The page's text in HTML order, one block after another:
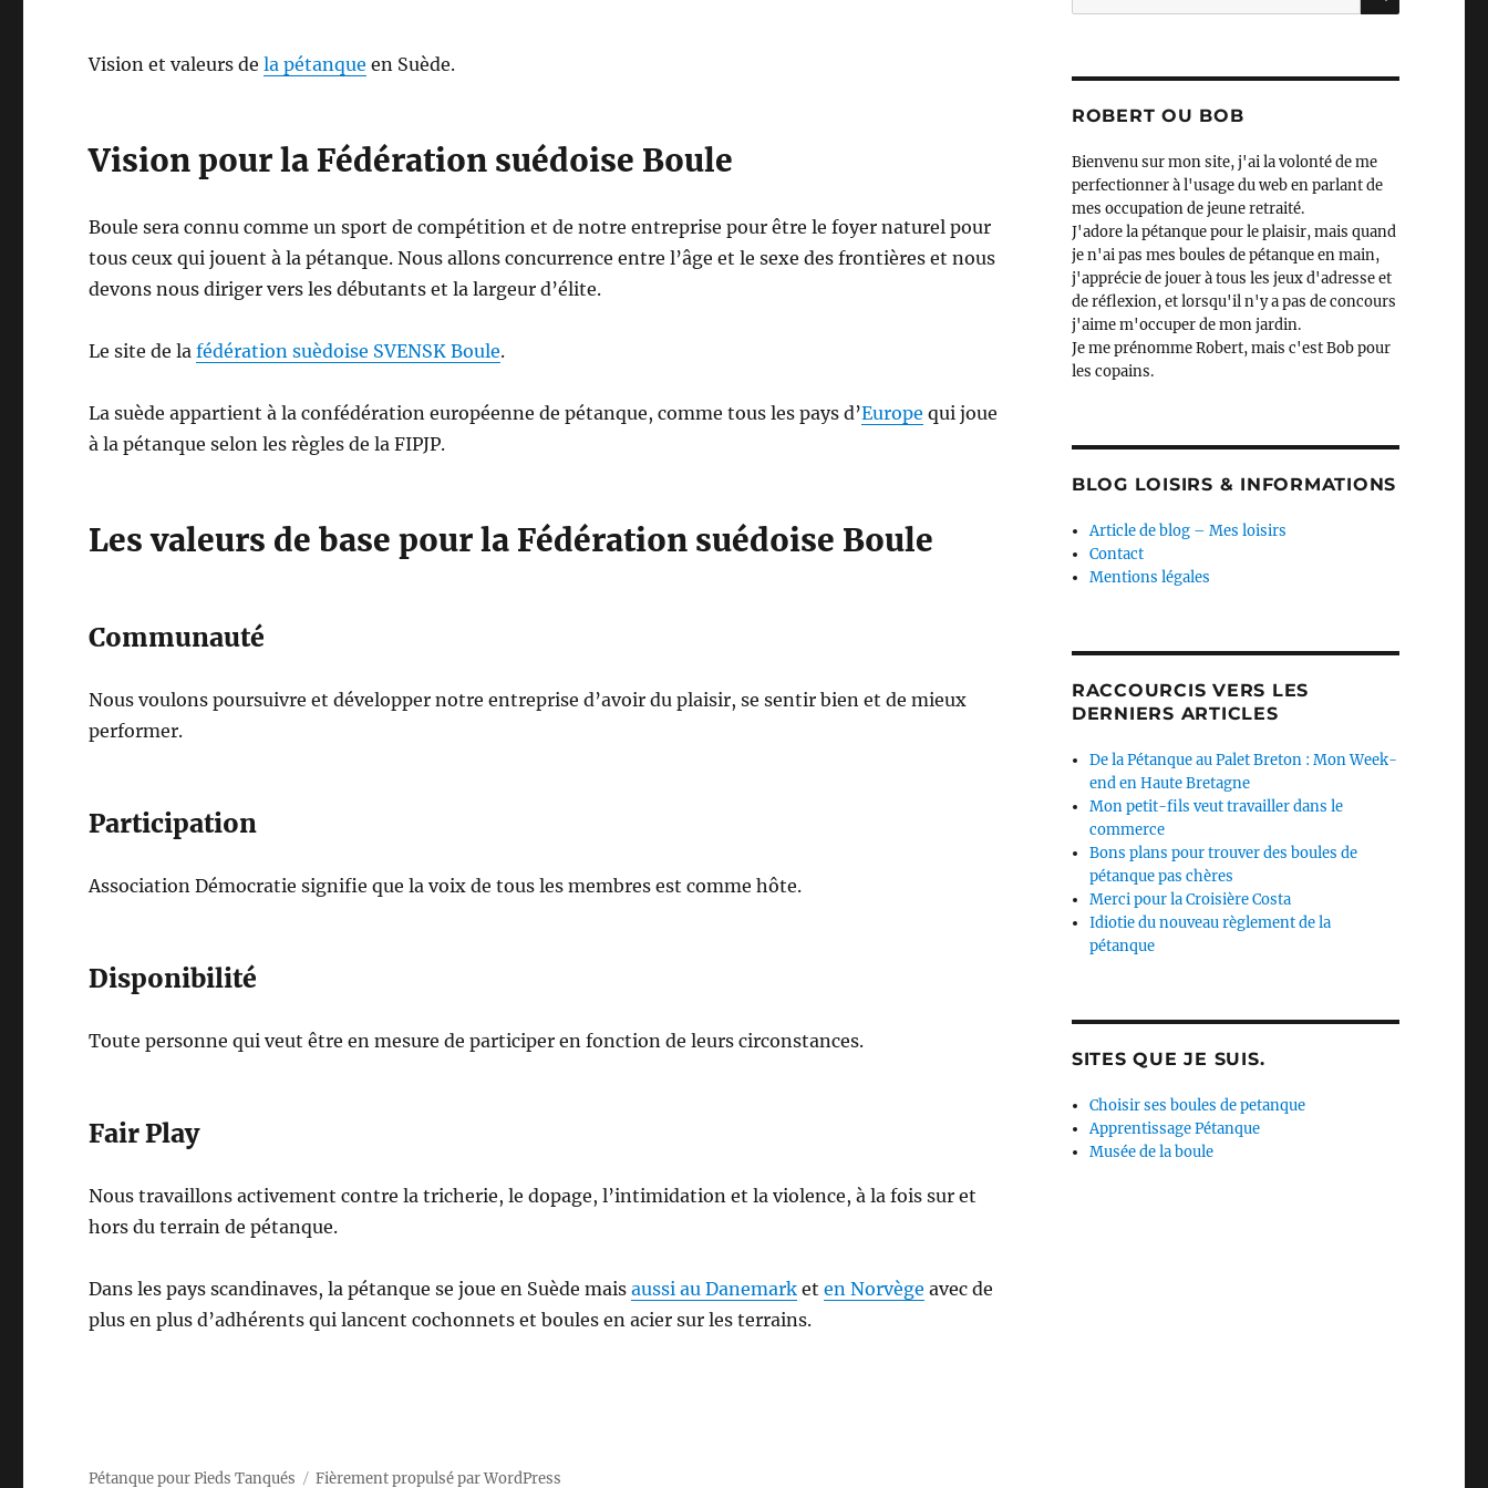
Vision et valeurs dela pétanque en Suède.
Visionpour laFédération suédoise Boule
Boule sera connu comme un sport de compétition et de notre entreprise pour être le foyer naturel pour
tous ceux qui jouent à la pétanque. Nous allons concurrence entre l’âge et le sexe des frontières et nous
devons nous diriger vers les débutants et la largeur d’élite.
Le site de lafédération suèdoise SVENSK Boule.
La suède appartient à la confédération européenne de pétanque, comme tous les pays d’Europe qui joue
à la pétanque selon les règles de la FIPJP.
Les valeurs de base pour la Fédération suédoise Boule
Communauté
Nous voulons poursuivre et développer notre entreprise d’avoir du plaisir, se sentir bien et de mieux
performer.
Participation
Association Démocratie signifie que la voix de tous les membres est comme hôte.
Disponibilité
Toute personne qui veut être en mesure de participer en fonction de leurs circonstances.
Fair Play
Nous travaillons activement contre la tricherie, le dopage, l’intimidation et la violence, à la fois sur et
hors du terrain de pétanque.
Dans les pays scandinaves, la pétanque se joue en Suède maisaussi au Danemark eten Norvège avec de
plus en plus d’adhérents qui lancent cochonnets et boules en acier sur les terrains.
pour :
ROBERT OU BOB
Bienvenu sur mon site, j'ai la volonté de me
perfectionner à l'usage du web en parlant de
mes occupation de jeune retraité.
J'adore la pétanque pour le plaisir, mais quand
je n'ai pas mes boules de pétanque en main,
j'apprécie de jouer à tous les jeux d'adresse et
de réflexion, et lorsqu'il n'y a pas de concours
j'aime m'occuper de mon jardin.
Je me prénomme Robert, mais c'est Bob pour
les copains.
BLOG LOISIRS & INFORMATIONS
Article de blog – Mes loisirs
Contact
Mentions légales
RACCOURCIS VERS LES
DERNIERS ARTICLES
De la Pétanque au Palet Breton : Mon Week-
end en Haute Bretagne
Mon petit-fils veut travailler dans le
commerce
Bons plans pour trouver des boules de
pétanque pas chères
Merci pour la Croisière Costa
Idiotie du nouveau règlement de la
pétanque
SITES QUE JE SUIS.
Choisir ses boules de petanque
Apprentissage Pétanque
Musée de la boule
Pétanque pour Pieds Tanqués Fièrement propulsé par WordPress